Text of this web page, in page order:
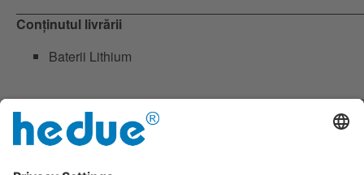
Conținutul livrării
Baterii Lithium
Downloads
Mai multe informații